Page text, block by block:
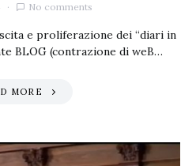
No comments
e proliferazione dei “diari in
BLOG (contrazione di weB…
MORE